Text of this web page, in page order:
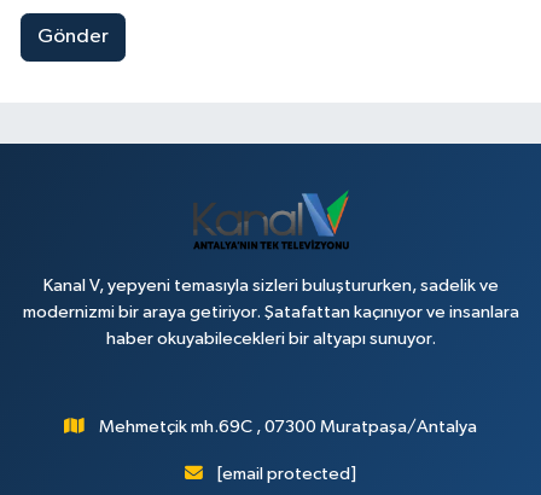
Gönder
Kanal V, yepyeni temasıyla sizleri buluştururken, sadelik ve
modernizmi bir araya getiriyor. Şatafattan kaçınıyor ve insanlara
haber okuyabilecekleri bir altyapı sunuyor.
Mehmetçik mh.69C , 07300 Muratpaşa/Antalya
[email protected]